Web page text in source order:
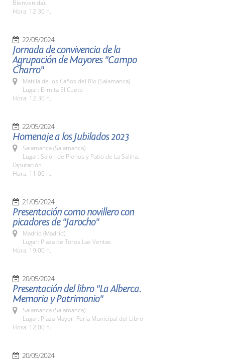
Bienvenida).
Hora: 12:30 h.
22/05/2024
Jornada de convivencia de la
Agrupación de Mayores "Campo
Charro"
Matilla de los Caños del Río (Salamanca)
Lugar: Ermita El Cueto
Hora: 12:30 h.
22/05/2024
Homenaje a los Jubilados 2023
Salamanca (Salamanca)
Lugar: Salón de Plenos y Patio de La Salina.
Diputación
Hora: 11:00 h.
21/05/2024
Presentación como novillero con
picadores de "Jarocho"
Madrid (Madrid)
Lugar: Plaza de Toros Las Ventas
Hora: 19:00 h.
20/05/2024
Presentación del libro "La Alberca.
Memoria y Patrimonio"
Salamanca (Salamanca)
Lugar: Plaza Mayor. Feria Municipal del Libro
Hora: 12:00 h.
20/05/2024